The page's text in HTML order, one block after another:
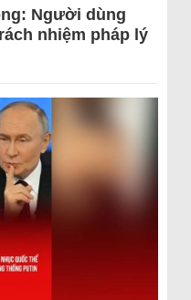
Người dùng
nhiệm pháp lý